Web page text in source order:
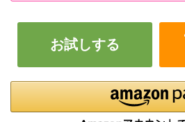
お試しする